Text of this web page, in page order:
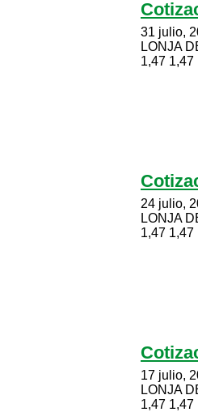
31 julio,
LONJA
1,47 1,47
24 julio,
LONJA
1,47 1,47
17 julio,
LONJA
1,47 1,47